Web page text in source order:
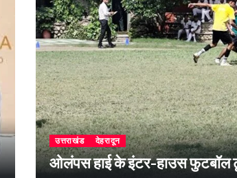
उत्तराखंड देहरादून
ओलंपस हाई के इंटर-हाउस फुटबॉल